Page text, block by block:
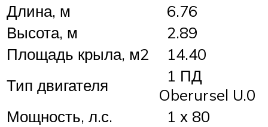
Длина, м
6.76
Высота, м
2.89
Площадь крыла, м2
14.40
Тип двигателя
1 ПД
Oberursel U.0
Мощность, л.с.
1 х 80